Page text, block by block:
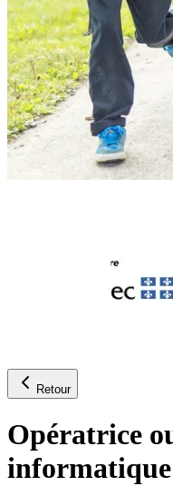
Retour
Opératrice
informatique